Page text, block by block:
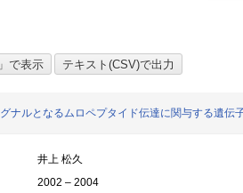
ナルとなるムロペプタイド伝達に関与する遺伝
井上 松久
2002 – 2004